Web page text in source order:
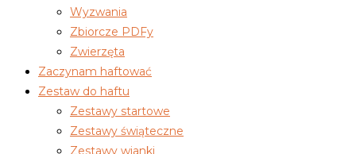
Wyzwania
Zbiorcze PDFy
Zwierzęta
Zaczynam haftować
Zestaw do haftu
Zestawy startowe
Zestawy świąteczne
Zestawy wianki